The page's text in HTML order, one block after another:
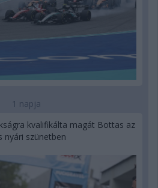
1 napja
kvalifikálta magát Bottas az
nyári szünetben